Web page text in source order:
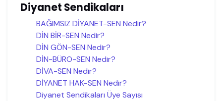
Diyanet Sendikaları
BAĞIMSIZ DİYANET-SEN Nedir?
DİN BİR-SEN Nedir?
DİN GÖN-SEN Nedir?
DİN-BÜRO-SEN Nedir?
DİVA-SEN Nedir?
DİYANET HAK-SEN Nedir?
Diyanet Sendikaları Üye Sayısı